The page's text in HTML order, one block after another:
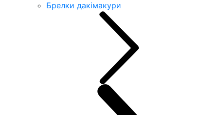
Брелки дакімакури